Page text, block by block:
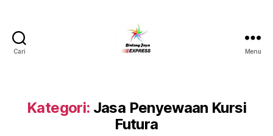
Cari
Pesta
Jabodetabek,Tlp.0878-
7350-
Menu
Kategori: Jasa Penyewaan Kursi
Futura